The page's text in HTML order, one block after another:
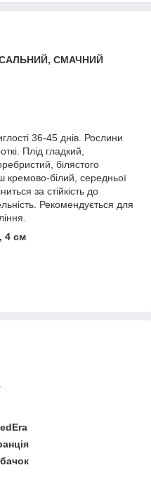
СМАЧНИЙ
36-45 днів. Рослини
Плід гладкий,
білястого
кремово-білий, середньої
за стійкість до
Рекомендується для
4 см